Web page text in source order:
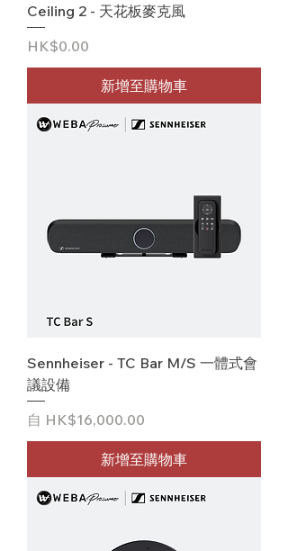
Ceiling 2 - 天花板麥克風
價格
HK$0.00
新增至購物車
Sennheiser - TC Bar M/S 一體式會
議設備
自 HK$16,000.00
促銷價格
新增至購物車